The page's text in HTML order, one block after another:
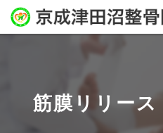
筋膜リリー